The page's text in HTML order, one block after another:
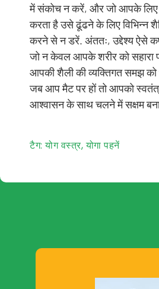
में संकोच न करें, और जो आपके
करता है उसे ढूंढने के लिए विभिन्न
करने से न डरें. अंततः, उद्देश्य ऐसे
जो न केवल आपके शरीर को सहारा
आपकी शैली की व्यक्तिगत समझ को
जब आप मैट पर हों तो आपको
आश्वासन के साथ चलने में सक्षम
टैग:योग वस्त्र,योगा पहनें